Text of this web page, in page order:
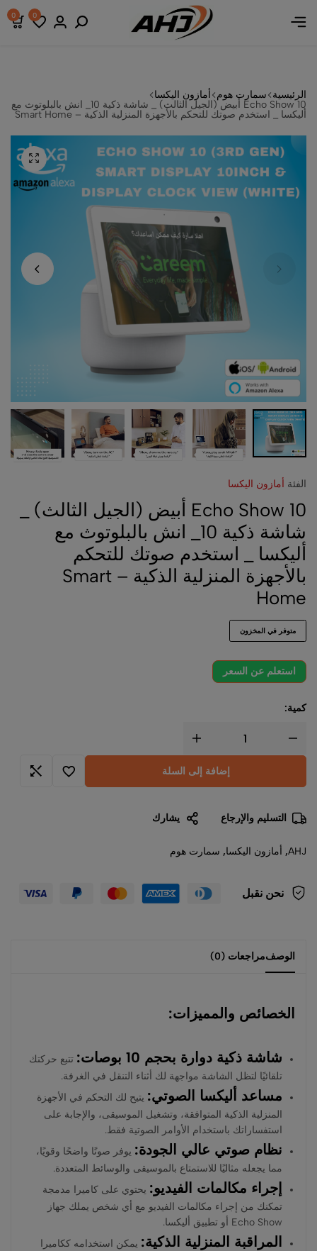
0
0
الرئيسية سمارت هوم أمازون اليكسا
Echo Show 10 أبيض (الجيل الثالث) _ شاشة ذكية 10_ انش بالبلوتوث مع
أليكسا _ استخدم صوتك للتحكم بالأجهزة المنزلية الذكية – Smart Home
الفئة أمازون اليكسا
Echo Show 10 أبيض (الجيل الثالث) _
شاشة ذكية 10_ انش بالبلوتوث مع
أليكسا _ استخدم صوتك للتحكم
بالأجهزة المنزلية الذكية – Smart
Home
متوفر في المخزون
استعلم عن السعر
كمية:
إضافة إلى السلة
التسليم والإرجاع يشارك
AHJ
, أمازون اليكسا, سمارت هوم
نحن نقبل
الوصفمراجعات (0)
الخصائص والمميزات:
شاشة ذكية دوارة بحجم 10 بوصات:
تتبع حركتك
تلقائيًا لتظل الشاشة مواجهة لك أثناء التنقل في الغرفة.
مساعد أليكسا الصوتي: يتيح لك التحكم في الأجهزة
المنزلية الذكية المتوافقة، وتشغيل الموسيقى، والإجابة على
استفساراتك باستخدام الأوامر الصوتية فقط.
نظام صوتي عالي الجودة: يوفر صوتًا واضحًا وقويًا،
مما يجعله مثاليًا للاستمتاع بالموسيقى والوسائط المتعددة.
إجراء مكالمات الفيديو: يحتوي على كاميرا مدمجة
تمكنك من إجراء مكالمات الفيديو مع أي شخص يملك جهاز
Echo Show أو تطبيق أليكسا.
المراقبة المنزلية الذكية: يمكن استخدامه ككاميرا